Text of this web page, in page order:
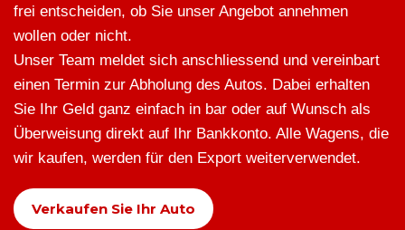
frei entscheiden, ob Sie unser Angebot annehmen
wollen oder nicht.
Unser Team meldet sich anschliessend und vereinbart
einen Termin zur Abholung des Autos. Dabei erhalten
Sie Ihr Geld ganz einfach in bar oder auf Wunsch als
Überweisung direkt auf Ihr Bankkonto. Alle Wagens, die
wir kaufen, werden für den Export weiterverwendet.
Verkaufen Sie Ihr Auto